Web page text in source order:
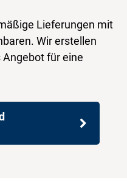
Lieferungen mit
Wir erstellen
für eine